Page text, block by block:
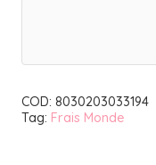
30
COD: 8030203033194
Tag: Frais Monde